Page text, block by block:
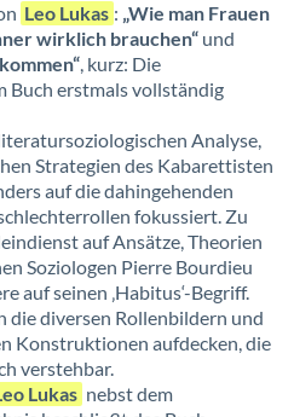
Leo Lukas : „Wie man Frauen
wirklich brauchen“ und
, kurz: Die
Buch erstmals vollständig
Analyse,
Strategien des Kabarettisten
auf die dahingehenden
fokussiert. Zu
auf Ansätze, Theorien
Soziologen Pierre Bourdieu
auf seinen ‚Habitus‘-Begriff.
die diversen Rollenbildern und
Konstruktionen aufdecken, die
verstehbar.
Lukas nebst dem